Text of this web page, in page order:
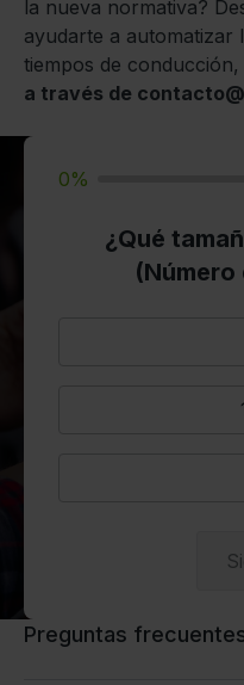
la nueva normativa?
ayudarte a automatizar
tiempos de conducción,
a través de
0%
¿Qué
Preguntas